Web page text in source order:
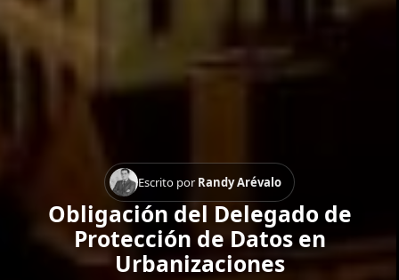
Escrito por Randy Arévalo
Obligación del Delegado de
Protección de Datos en
Urbanizaciones